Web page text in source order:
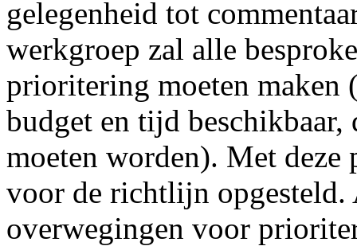
gelegenheid tot
werkgroep zal alle
prioritering moeten maken
budget en tijd beschikbaar,
moeten worden). Met
voor de richtlijn opgesteld.
overwegingen voor